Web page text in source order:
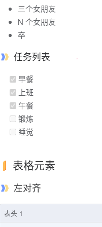
三个女朋友
N 个女朋友
卒
任务列表
早餐
上班
午餐
锻炼
睡觉
表格元素
左对齐
表头 1